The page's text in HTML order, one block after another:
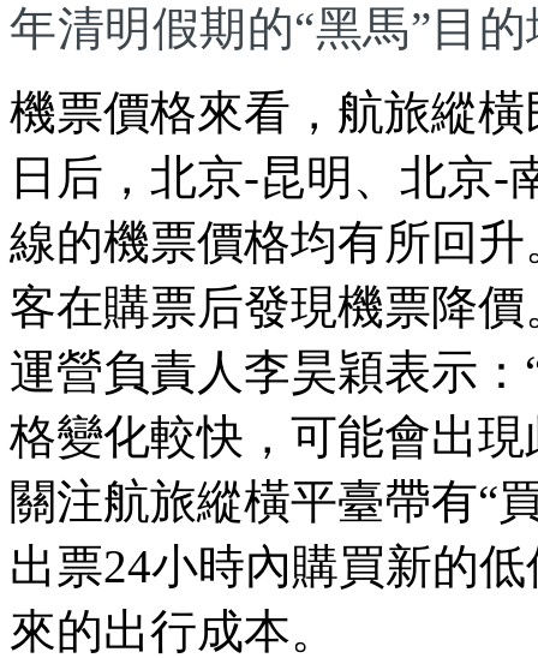
年清明假期的“黑馬”目
機票價格來看，航旅縱
日后，北京-昆明、北京-
線的機票價格均有所回
客在購票后發現機票降
運營負責人李昊穎表示
格變化較快，可能會出
關注航旅縱橫平臺帶有“
出票24小時內購買新的
來的出行成本。